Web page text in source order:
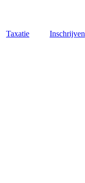
Taxatie Inschrijven